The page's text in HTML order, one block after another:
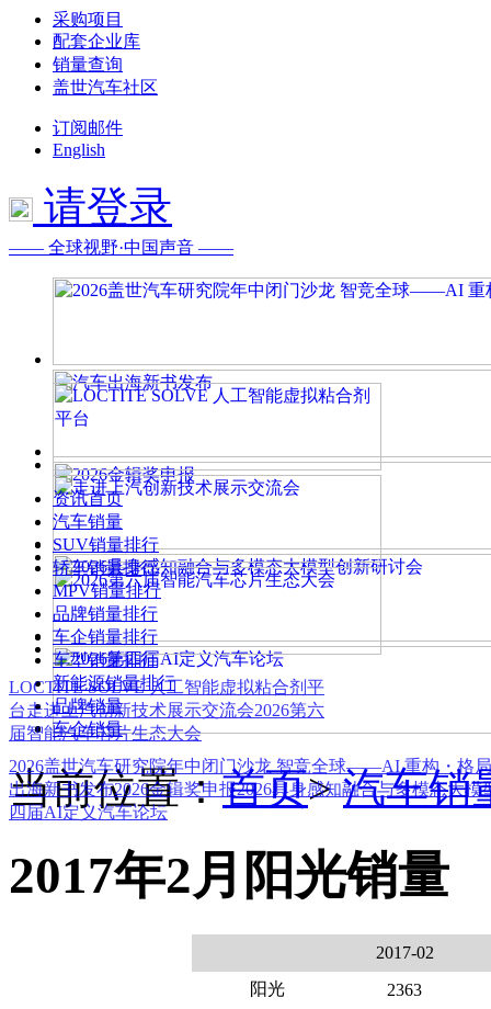
采购项目
配套企业库
销量查询
盖世汽车社区
订阅邮件
English
请登录
—— 全球视野·中国声音 ——
2026盖世汽车研究院年中闭门沙龙 智竞全球——AI 重构・格
出海新书发布2026金辑奖申报2026具身感知融合与多模态大模
四届AI定义汽车论坛
LOCTITE SOLVE 人工智能虚拟粘合剂平
台走进上汽创新技术展示交流会2026第六
届智能汽车芯片生态大会
资讯首页
汽车销量
SUV销量排行
轿车销量排行
MPV销量排行
品牌销量排行
车企销量排行
车型销量排行
新能源销量排行
品牌销量
车企销量
当前位置：首页>汽车销
2017年2月阳光销量
2017-02
阳光
2363